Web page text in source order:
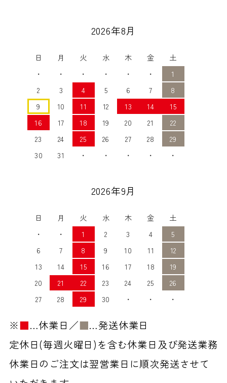
2026年8月
日 月 火 水 木 金
土
・
・ ・ ・ ・ ・
1
2
3 4 5 6 7
8
9
10 11 12 13 14
15
16
17 18 19 20 21
22
23
24 25 26 27 28
29
30
31 ・ ・ ・ ・ ・
2026年9月
日 月 火 水 木 金
土
・
・ 1 2 3 4
5
6
7 8 9 10 11
12
13
14 15 16 17 18
19
20
21 22 23 24 25
26
27
28 29 30 ・ ・ ・
※■…休業日／■…発送休業日
定休日(毎週火曜日)を含む休業日及び発送業務
休業日のご注文は翌営業日に順次発送させて